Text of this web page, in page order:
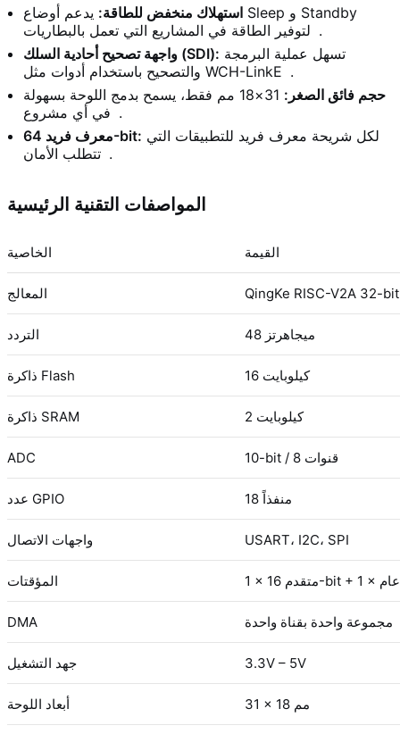
استهلاك منخفض للطاقة: يدعم أوضاع Sleep و Standby
.
واجهة تصحيح أحادية السلك (SDI):
والتصحيح باستخدام أدوات مثل WCH-LinkE .
حجم فائق الصغر:
31×18 مم فقط، يسمح بدمج اللوحة بسهولة
.
معرف فريد 64-bit:
.
المواصفات التقنية الرئيسية
الخاصية القيمة
المعالج QingKe RISC-V2A 32-
التردد
ذاكرة Flash 16 كيلوبايت
ذاكرة SRAM 2 كيلوبايت
ADC
عدد GPIO
واجهات الاتصال USART، I2C، SPI
المؤقتات
DMA
جهد التشغيل 3.3V – 5V
أبعاد اللوحة